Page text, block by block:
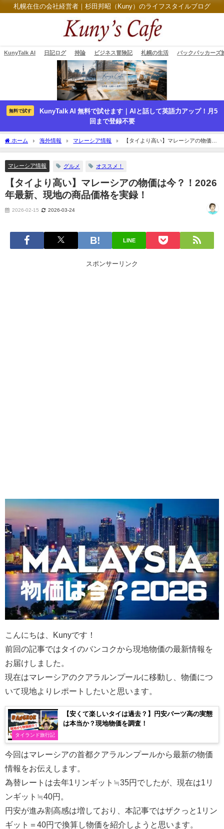
札幌在住の会社経営者｜杉田邦昭（Kuny）のライフスタイルブログ
KunyTalk AI 日記ログ 持論 ビジネス冒険記 札幌の生活 バックパッカーズ
無料で試す
KunyTalk AI 無料で試せます｜AIと話して英語力アップ！月5
回まで登録不要
ホーム 海外情報 マレーシア情報
【タイより高い】マレーシアの物価は
今？！2026年最新、現地の商品価格を実録！
マレーシア情報 グルメ オススメ！
【タイより高い】マレーシアの物価は今？！2026
年最新、現地の商品価格を実録！
2026-02-15 2026-03-24
LINE
スポンサーリンク
こんにちは、Kunyです！
前回の記事ではタイのバンコクから現地物価の最新情報を
お届けしました。
現在はマレーシアのクアラルンプールに移動し、物価につ
いて現地よりレポートしたいと思います。
タイランド旅行記
【安くて楽しいタイは過去？】円安バーツ高の実態
は本当か？現地物価を調査！
今回はマレーシアの首都クアラルンプールから最新の物価
情報をお伝えします。
為替レートは去年1リンギット≒35円でしたが、現在は1リ
ンギット≒40円。
円安が進み割高感は増しており、本記事ではザクっと1リン
ギット＝40円で換算し物価を紹介しようと思います。